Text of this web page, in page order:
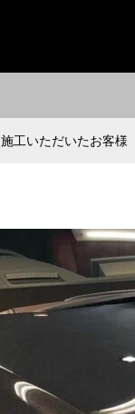
施工いただいたお客様